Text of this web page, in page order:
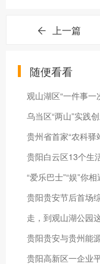
上一篇
随便看看
观山湖区“一件事
乌当区“两山”实践
贵州省首家“农科驿
贵阳白云区13个生
“爱乐巴士”“娱”你相
贵阳贵安节后首场
走，到观山湖公园
贵阳贵安与贵州能